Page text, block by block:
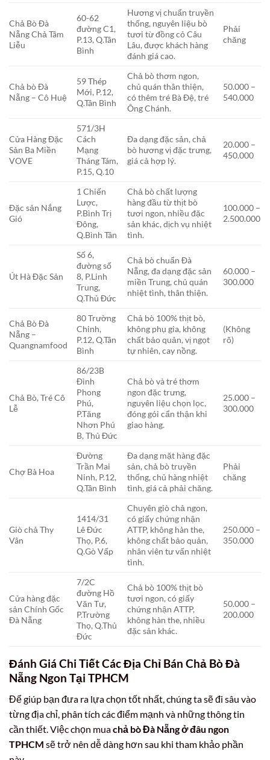
Chả Bò Đà
Nẵng Chả Tâm
Liễu
60-62
đường C1,
P.13, Q.Tân
Bình
Hương vị chuẩn truyền
thống, nguyên liệu bò
tươi từ đồng cỏ Câu
Lâu, được khách hàng
đánh giá cao.
Phải
chăng
Chả bò Đà
Nẵng – Cô Huệ
59 Thép
Mới, P.12,
Q.Tân Bình
Chả bò thơm ngon,
chủ quán thân thiện,
có thêm tré Bà Đệ, tré
Ông Chánh.
50.000 –
540.000
Cửa Hàng Đặc
Sản Ba Miền
VOVE
571/3H
Cách
Mạng
Tháng Tám,
P.15, Q.10
Đa dạng đặc sản, chả
bò hương vị đặc trưng,
giá cả hợp lý.
20.000 –
450.000
Đặc sản Nắng
Gió
1 Chiến
Lược,
P.Bình Trị
Đông,
Q.Bình Tân
Chả bò chất lượng
hàng đầu từ thịt bò
tươi ngon, nhiều đặc
sản khác, dịch vụ nhiệt
tình.
100.000 –
2.500.000
Út Hà Đặc Sản
Số 6,
đường số
8, P.Linh
Trung,
Q.Thủ Đức
Chả bò chuẩn Đà
Nẵng, đa dạng đặc sản
miền Trung, chủ quán
nhiệt tình, thân thiện.
60.000 –
300.000
Chả Bò Đà
Nẵng –
Quangnamfood
80 Trường
Chinh,
P.12, Q.Tân
Bình
Chả bò 100% thịt bò,
không phụ gia, không
chất bảo quản, vị ngọt
tự nhiên, cay nồng.
(Không
rõ)
Chả Bò, Tré Cô
Lễ
86/23B
Đình
Phong
Phú,
P.Tăng
Nhơn Phú
B, Thủ Đức
Chả bò và tré thơm
ngon đặc trưng,
nguyên liệu chọn lọc,
đóng gói cẩn thận khi
giao hàng.
25.000 –
300.000
Chợ Bà Hoa
Đường
Trần Mai
Ninh, P.12,
Q.Tân Bình
Đa dạng mặt hàng đặc
sản, chả bò truyền
thống, chủ hàng nhiệt
tình, giá cả phải chăng.
Phải
chăng
Giò chả Thy
Vân
1414/31
Lê Đức
Thọ, P.6,
Q.Gò Vấp
Chuyên giò chả ngon,
có giấy chứng nhận
ATTP, không hàn the,
không chất bảo quản,
nhân viên tư vấn nhiệt
tình.
250.000 –
350.000
Cửa hàng đặc
sản Chính Gốc
Đà Nẵng
7/2C
đường Hồ
Văn Tư,
P.Trường
Thọ, Q.Thủ
Đức
Chả bò 100% thịt bò
tươi ngon, có giấy
chứng nhận ATTP,
không hàn the, nhiều
đặc sản khác.
50.000 –
200.000
Đánh Giá Chi Tiết Các Địa Chỉ Bán Chả Bò Đà
Nẵng Ngon Tại TPHCM
Để giúp bạn đưa ra lựa chọn tốt nhất, chúng ta sẽ đi sâu vào
từng địa chỉ, phân tích các điểm mạnh và những thông tin
cần thiết. Việc chọn muachả bò Đà Nẵng ở đâu ngon
TPHCM sẽ trở nên dễ dàng hơn sau khi tham khảo phần